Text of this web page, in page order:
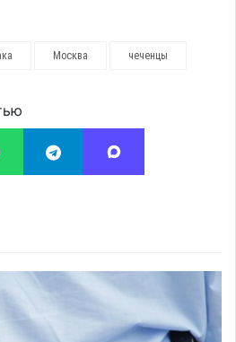
Москва чеченцы